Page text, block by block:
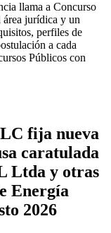
llama a Concurso
área jurídica y un
perfiles de
a cada
Públicos con
fija nueva
caratulada
Ltda y otras
Energía
2026